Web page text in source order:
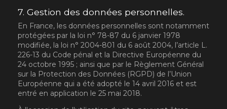
7. Gestion des données personnelles.
En France, les données personnelles sont notamment
protégées par la loi n° 78-87 du 6 janvier 1978
modifiée, la loi n° 2004-801 du 6 août 2004, l’article L.
226-13 du Code pénal et la Directive Européenne du
24 octobre 1995 ; ainsi que par le Règlement Général
sur la Protection des Données (RGPD) de l’Union
Européenne qui a été adopté le 14 avril 2016 et est
entré en application le 25 mai 2018.